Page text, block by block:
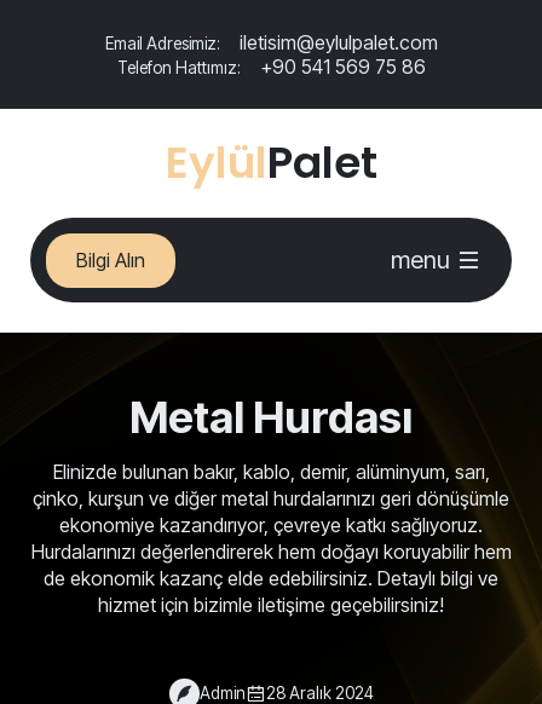
Email Adresimiz: iletisim@eylulpalet.com
Telefon Hattımız: +90 541 569 75 86
EylülPalet
Bilgi Alın menu
Metal Hurdası
Elinizde bulunan bakır, kablo, demir, alüminyum, sarı,
çinko, kurşun ve diğer metal hurdalarınızı geri dönüşümle
ekonomiye kazandırıyor, çevreye katkı sağlıyoruz.
Hurdalarınızı değerlendirerek hem doğayı koruyabilir hem
de ekonomik kazanç elde edebilirsiniz. Detaylı bilgi ve
hizmet için bizimle iletişime geçebilirsiniz!
Admin 28 Aralık 2024